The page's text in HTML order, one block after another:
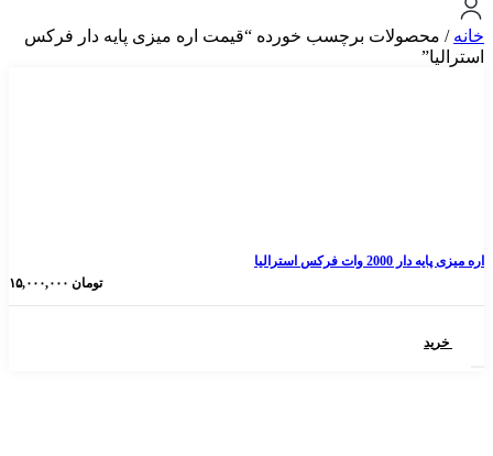
برچسب خورده “قیمت اره میزی پایه دار فرکس